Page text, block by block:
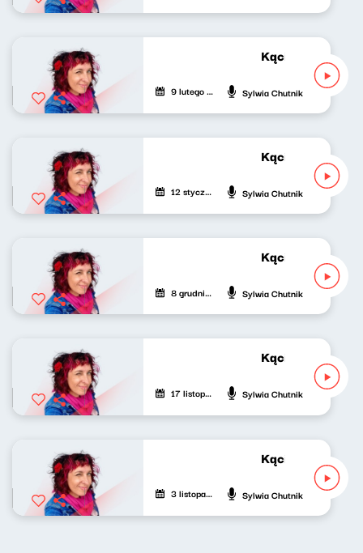
Kącik różowej
9 lutego 2025 Sylwia Chutnik
Kącik różowej
12 stycznia 2025 Sylwia Chutnik
Kącik różowej
8 grudnia 2024 Sylwia Chutnik
Kącik różowej
17 listopada 2024 Sylwia Chutnik
Kącik różowej
3 listopada 2024 Sylwia Chutnik